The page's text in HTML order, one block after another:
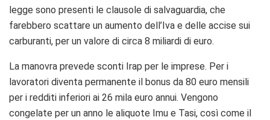
legge sono presenti le clausole di salvaguardia, che
farebbero scattare un aumento dell’Iva e delle accise sui
carburanti, per un valore di circa 8 miliardi di euro.
La manovra prevede sconti Irap per le imprese. Per i
lavoratori diventa permanente il bonus da 80 euro mensili
per i redditi inferiori ai 26 mila euro annui. Vengono
congelate per un anno le aliquote Imu e Tasi, così come il